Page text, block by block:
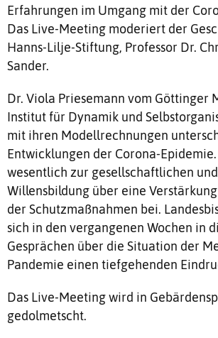
Erfahrungen im Umgang mit der
Das Live-Meeting moderiert der
Hanns-Lilje-Stiftung, Professor Dr.
Sander.
Dr. Viola Priesemann vom Göttinger
Institut für Dynamik und
mit ihren Modellrechnungen
Entwicklungen der Corona-
wesentlich zur gesellschaftlichen
Willensbildung über eine
der Schutzmaßnahmen bei.
sich in den vergangenen Wochen in
Gesprächen über die Situation der
Pandemie einen tiefgehenden
Das Live-Meeting wird in
gedolmetscht.